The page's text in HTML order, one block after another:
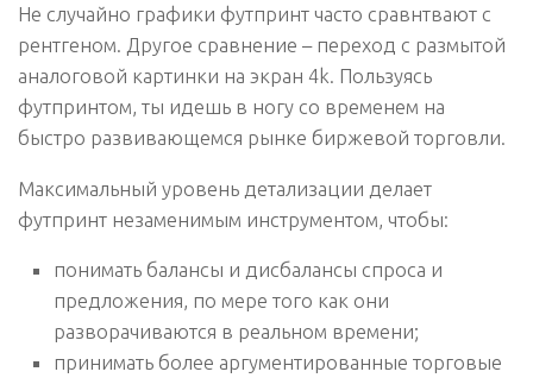
Не случайно графики футпринт часто сравнтвают с
рентгеном. Другое сравнение – переход с размытой
аналоговой картинки на экран 4k. Пользуясь
футпринтом, ты идешь в ногу со временем на
быстро развивающемся рынке биржевой торговли.
Максимальный уровень детализации делает
футпринт незаменимым инструментом, чтобы:
понимать балансы и дисбалансы спроса и
предложения, по мере того как они
разворачиваются в реальном времени;
принимать более аргументированные торговые